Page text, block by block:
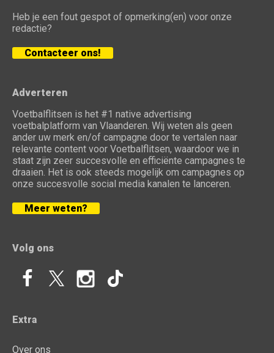
Heb je een fout gespot of opmerking(en) voor onze
redactie?
Contacteer ons!
Adverteren
Voetbalflitsen is het #1 native advertising
voetbalplatform van Vlaanderen. Wij weten als geen
ander uw merk en/of campagne door te vertalen naar
relevante content voor Voetbalflitsen, waardoor we in
staat zijn zeer succesvolle en efficiënte campagnes te
draaien. Het is ook steeds mogelijk om campagnes op
onze succesvolle social media kanalen te lanceren.
Meer weten?
Volg ons
Extra
Over ons